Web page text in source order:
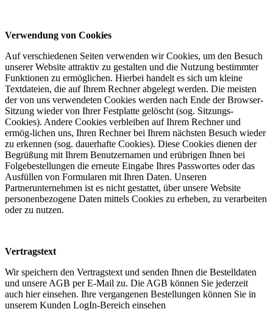
Verwendung von Cookies
Auf verschiedenen Seiten verwenden wir Cookies, um den Besuch
unserer Website attraktiv zu gestalten und die Nutzung bestimmter
Funktionen zu ermöglichen. Hierbei handelt es sich um kleine
Textdateien, die auf Ihrem Rechner abgelegt werden. Die meisten
der von uns verwendeten Cookies werden nach Ende der Browser-
Sitzung wieder von Ihrer Festplatte gelöscht (sog. Sitzungs-
Cookies). Andere Cookies verbleiben auf Ihrem Rechner und
ermög-lichen uns, Ihren Rechner bei Ihrem nächsten Besuch wieder
zu erkennen (sog. dauerhafte Cookies). Diese Cookies dienen der
Begrüßung mit Ihrem Benutzernamen und erübrigen Ihnen bei
Folgebestellungen die erneute Eingabe Ihres Passwortes oder das
Ausfüllen von Formularen mit Ihren Daten. Unseren
Partnerunternehmen ist es nicht gestattet, über unsere Website
personenbezogene Daten mittels Cookies zu erheben, zu verarbeiten
oder zu nutzen.
Vertragstext
Wir speichern den Vertragstext und senden Ihnen die Bestelldaten
und unsere AGB per E-Mail zu. Die AGB können Sie jederzeit
auch hier einsehen. Ihre vergangenen Bestellungen können Sie in
unserem Kunden LogIn-Bereich einsehen